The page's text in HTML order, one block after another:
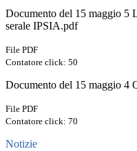
Documento del 15 maggio 5
serale IPSIA.pdf
File PDF
Contatore click: 50
Documento del 15 maggio 4
File PDF
Contatore click: 70
Notizie